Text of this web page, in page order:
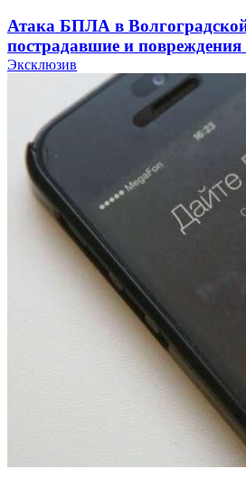
Атака БПЛА в Волгоградской
пострадавшие и
Волгоградские вузы в топе
рейтинга: ВолгГТУ и
для химической отрасли и
18:39
В Красноармейском районе
конкурс на ремонт моста
судоходный канал
Фестиваль #ТриЧетыре в
11–13 сентября в рамках Года
Эксклюзив